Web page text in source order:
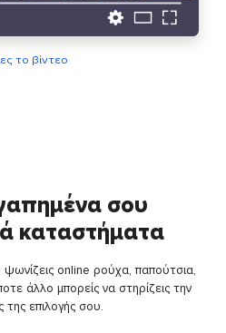
το βίντεο
σου
καταστήματα
online ρούχα, παπούτσια,
άλλο μπορείς να στηρίζεις την
επιλογής σου.